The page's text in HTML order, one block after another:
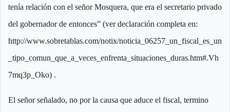
tenía relación con el señor Mosquera, que era el secretario privado
del gobernador de entonces” (ver declaración completa en:
http://www.sobretablas.com/notix/noticia_06257_un_fiscal_es_un
_tipo_comun_que_a_veces_enfrenta_situaciones_duras.htm#.Vh
7mq3p_Oko) .
El señor señalado, no por la causa que aduce el fiscal, termino